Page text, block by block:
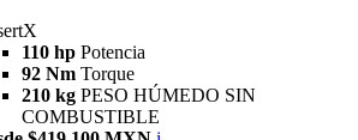
110 hp Potencia
92 Nm Torque
210 kg PESO HÚMEDO SIN
COMBUSTIBLE